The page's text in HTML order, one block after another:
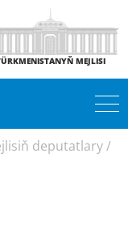
MEJLISI
deputatlary/